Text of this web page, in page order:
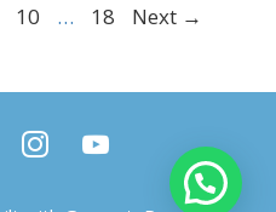
Page
10 … Page
18 Next →
instagramyoutube